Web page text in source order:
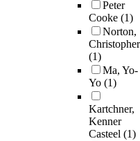
Peter
Cooke (1)
Norton,
Christopher
(1)
Ma, Yo-
Yo (1)
Kartchner,
Kenner
Casteel (1)